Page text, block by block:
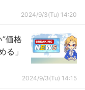
2024/9/3(Tu) 14:20
価格
る」
2024/9/3(Tu) 14:15